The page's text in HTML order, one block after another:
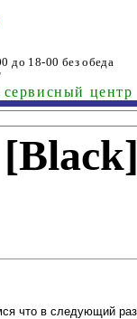
до 18-00 без обеда
центр
что в следующий